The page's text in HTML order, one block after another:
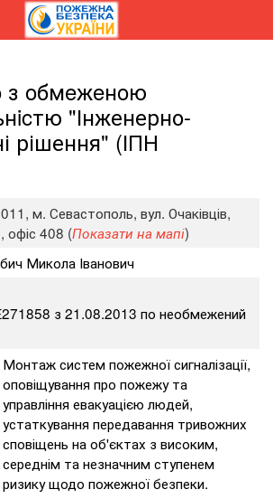
з oбмeжeнoю
"Інженерно-
рішення" (ІПН
м. Севастополь, вул. Очаківців,
офіс 408 (Показати на мапі)
Микола Іванович
з 21.08.2013 по необмежений
Монтаж систем пожежної сигналізації,
оповіщування про пожежу та
управління евакуацією людей,
устаткування передавання тривожних
сповіщень на об'єктах з високим,
середнім та незначним ступенем
ризику щодо пожежної безпеки.